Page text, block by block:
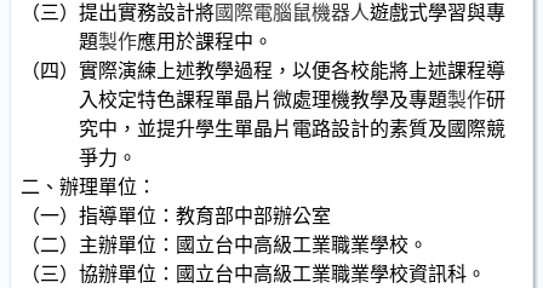
（三）提出實務設計將國際電腦鼠機器人遊戲式學習與專
題製作應用於課程中。
（四）實際演練上述教學過程，以便各校能將上述課程導
入校定特色課程單晶片微處理機教學及專題製作研
究中，並提升學生單晶片電路設計的素質及國際競
爭力 。
二、辦理單位：
（一）指導單位：教育部中部辦公室
（二）主辦單位：國立台中高級工業職業學校。
（三）協辦單位：國立台中高級工業職業學校資訊科。